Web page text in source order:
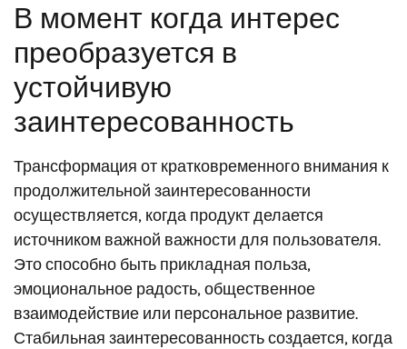
В момент когда интерес
преобразуется в
устойчивую
заинтересованность
Трансформация от кратковременного внимания к
продолжительной заинтересованности
осуществляется, когда продукт делается
источником важной важности для пользователя.
Это способно быть прикладная польза,
эмоциональное радость, общественное
взаимодействие или персональное развитие.
Стабильная заинтересованность создается, когда